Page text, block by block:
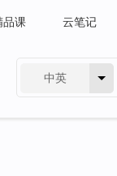
品课 云笔记
中英